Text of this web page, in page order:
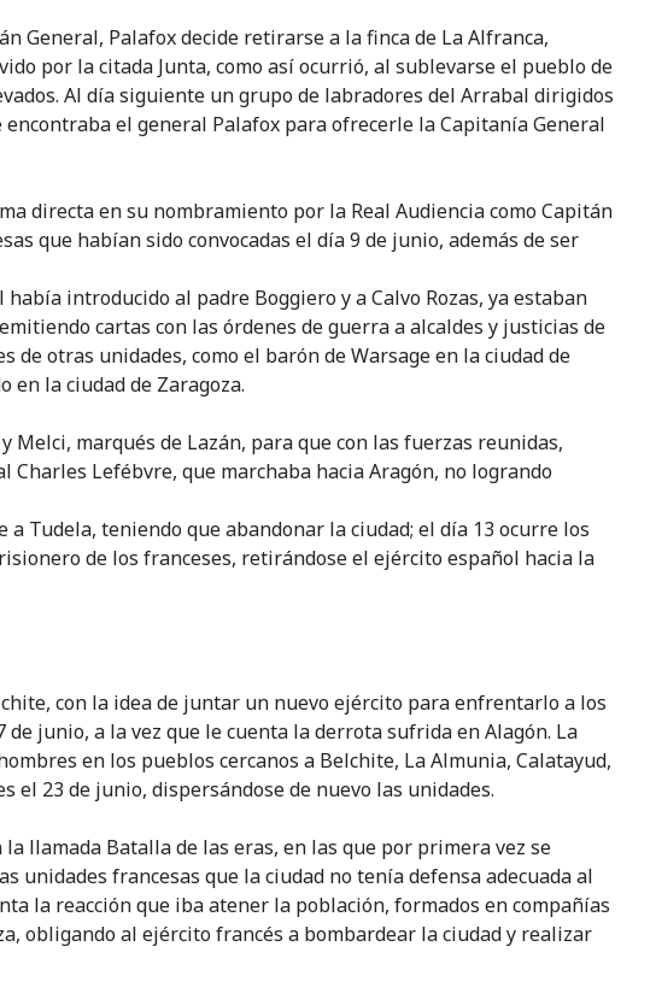
General, Palafox decide retirarse a la finca de La Alfranca,
por la citada Junta, como así ocurrió, al sublevarse el pueblo de
Al día siguiente un grupo de labradores del Arrabal dirigidos
el general Palafox para ofrecerle la Capitanía General
directa en su nombramiento por la Real Audiencia como Capitán
que habían sido convocadas el día 9 de junio, además de ser
introducido al padre Boggiero y a Calvo Rozas, ya estaban
cartas con las órdenes de guerra a alcaldes y justicias de
de otras unidades, como el barón de Warsage en la ciudad de
en la ciudad de Zaragoza.
Melci, marqués de Lazán, para que con las fuerzas reunidas,
Lefébvre, que marchaba hacia Aragón, no logrando
Tudela, teniendo que abandonar la ciudad; el día 13 ocurre los
de los franceses, retirándose el ejército español hacia la
con la idea de juntar un nuevo ejército para enfrentarlo a los
junio, a la vez que le cuenta la derrota sufrida en Alagón. La
en los pueblos cercanos a Belchite, La Almunia, Calatayud,
23 de junio, dispersándose de nuevo las unidades.
llamada Batalla de las eras, en las que por primera vez se
unidades francesas que la ciudad no tenía defensa adecuada al
la reacción que iba atener la población, formados en compañías
obligando al ejército francés a bombardear la ciudad y realizar